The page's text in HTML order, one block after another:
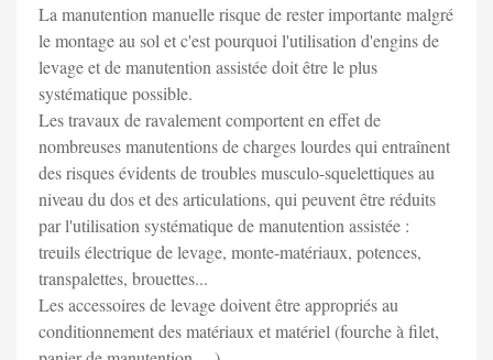
La manutention manuelle risque de rester importante malgré
le montage au sol et c'est pourquoi l'utilisation d'engins de
levage et de manutention assistée doit être le plus
systématique possible.
Les travaux de ravalement comportent en effet de
nombreuses manutentions de charges lourdes qui entraînent
des risques évidents de troubles musculo-squelettiques au
niveau du dos et des articulations, qui peuvent être réduits
par l'utilisation systématique de manutention assistée :
treuils électrique de levage, monte-matériaux, potences,
transpalettes, brouettes...
Les accessoires de levage doivent être appropriés au
conditionnement des matériaux et matériel (fourche à filet,